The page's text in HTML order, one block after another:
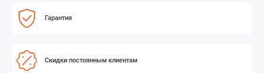
Гарантия
Скидки постоянным клиентам